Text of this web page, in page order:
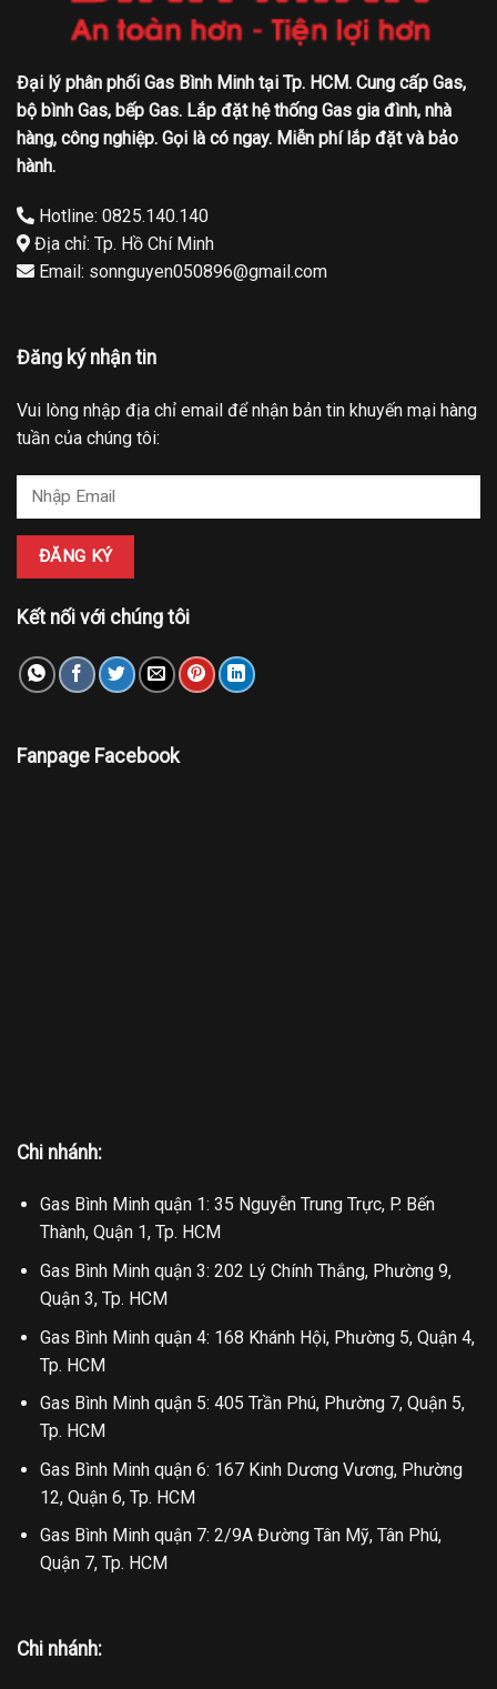
Đại lý phân phối Gas Bình Minh tại Tp. HCM. Cung cấp Gas,
bộ bình Gas, bếp Gas. Lắp đặt hệ thống Gas gia đình, nhà
hàng, công nghiệp. Gọi là có ngay. Miễn phí lắp đặt và bảo
hành.
Hotline: 0825.140.140
Địa chỉ: Tp. Hồ Chí Minh
Email: sonnguyen050896@gmail.com
Đăng ký nhận tin
Vui lòng nhập địa chỉ email để nhận bản tin khuyến mại hàng
tuần của chúng tôi:
Kết nối với chúng tôi
Fanpage Facebook
Chi nhánh:
Gas Bình Minh quận 1: 35 Nguyễn Trung Trực, P. Bến
Thành, Quận 1, Tp. HCM
Gas Bình Minh quận 3: 202 Lý Chính Thắng, Phường 9,
Quận 3, Tp. HCM
Gas Bình Minh quận 4: 168 Khánh Hội, Phường 5, Quận 4,
Tp. HCM
Gas Bình Minh quận 5: 405 Trần Phú, Phường 7, Quận 5,
Tp. HCM
Gas Bình Minh quận 6: 167 Kinh Dương Vương, Phường
12, Quận 6, Tp. HCM
Gas Bình Minh quận 7: 2/9A Đường Tân Mỹ, Tân Phú,
Quận 7, Tp. HCM
Chi nhánh: